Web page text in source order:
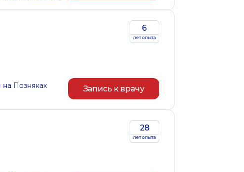
Позняках
6
лет опыта
Запись к врачу
28
лет опыта